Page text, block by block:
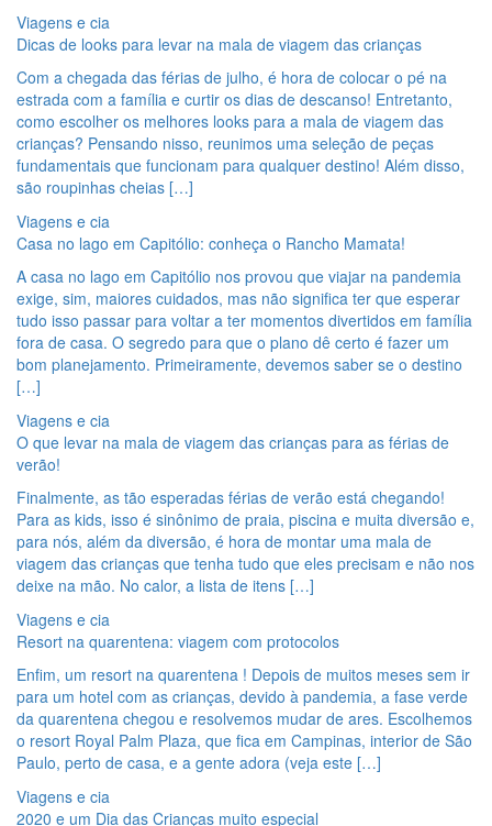
Viagens e cia
Dicas de looks para levar na mala de viagem das crianças
Com a chegada das férias de julho, é hora de colocar o pé na
estrada com a família e curtir os dias de descanso! Entretanto,
como escolher os melhores looks para a mala de viagem das
crianças? Pensando nisso, reunimos uma seleção de peças
fundamentais que funcionam para qualquer destino! Além disso,
são roupinhas cheias […]
Viagens e cia
Casa no lago em Capitólio: conheça o Rancho Mamata!
A casa no lago em Capitólio nos provou que viajar na pandemia
exige, sim, maiores cuidados, mas não significa ter que esperar
tudo isso passar para voltar a ter momentos divertidos em família
fora de casa. O segredo para que o plano dê certo é fazer um
bom planejamento. Primeiramente, devemos saber se o destino
[…]
Viagens e cia
O que levar na mala de viagem das crianças para as férias de
verão!
Finalmente, as tão esperadas férias de verão está chegando!
Para as kids, isso é sinônimo de praia, piscina e muita diversão e,
para nós, além da diversão, é hora de montar uma mala de
viagem das crianças que tenha tudo que eles precisam e não nos
deixe na mão. No calor, a lista de itens […]
Viagens e cia
Resort na quarentena: viagem com protocolos
Enfim, um resort na quarentena ! Depois de muitos meses sem ir
para um hotel com as crianças, devido à pandemia, a fase verde
da quarentena chegou e resolvemos mudar de ares. Escolhemos
o resort Royal Palm Plaza, que fica em Campinas, interior de São
Paulo, perto de casa, e a gente adora (veja este […]
Viagens e cia
2020 e um Dia das Crianças muito especial